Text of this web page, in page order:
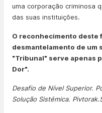
uma corporação criminosa
das suas instituições.
O reconhecimento deste
desmantelamento de um
"Tribunal" serve apenas
Dor".
Desafio de Nível Superior.
Solução Sistémica.